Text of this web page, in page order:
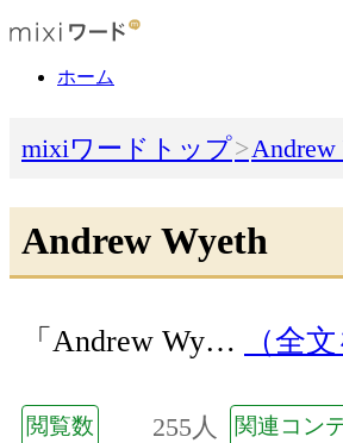
ホーム
mixiワードトップ Andrew
Andrew Wyeth
「Andrew Wy… （全
閲覧数 255人 関連コン